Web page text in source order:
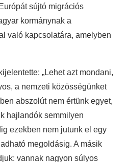
sújtó migrációs
kormánynak a
való kapcsolatára, amelyben
„Lehet azt mondani,
a nemzeti közösségünket
abszolút nem értünk egyet,
hajlandók semmilyen
ezekben nem jutunk el egy
megoldásig. A másik
vannak nagyon súlyos